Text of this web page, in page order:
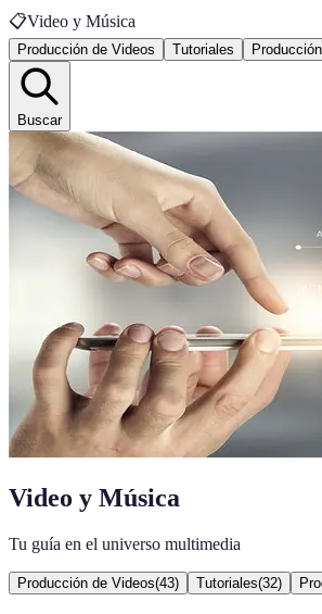
📋Video y Música
Producción de Videos Tutoriales
Buscar
Video y Música
Tu guía en el universo multimedia
Producción de Videos(43) Tutoriales(32)